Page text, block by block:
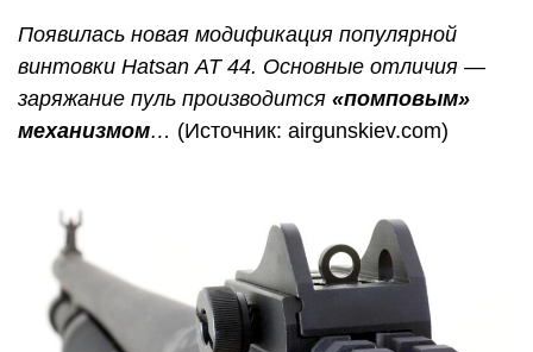
Появилась новая модификация популярной
винтовки Hatsan AT 44. Основные отличия —
заряжание пуль производится «помповым»
механизмом… (Источник: airgunskiev.com)